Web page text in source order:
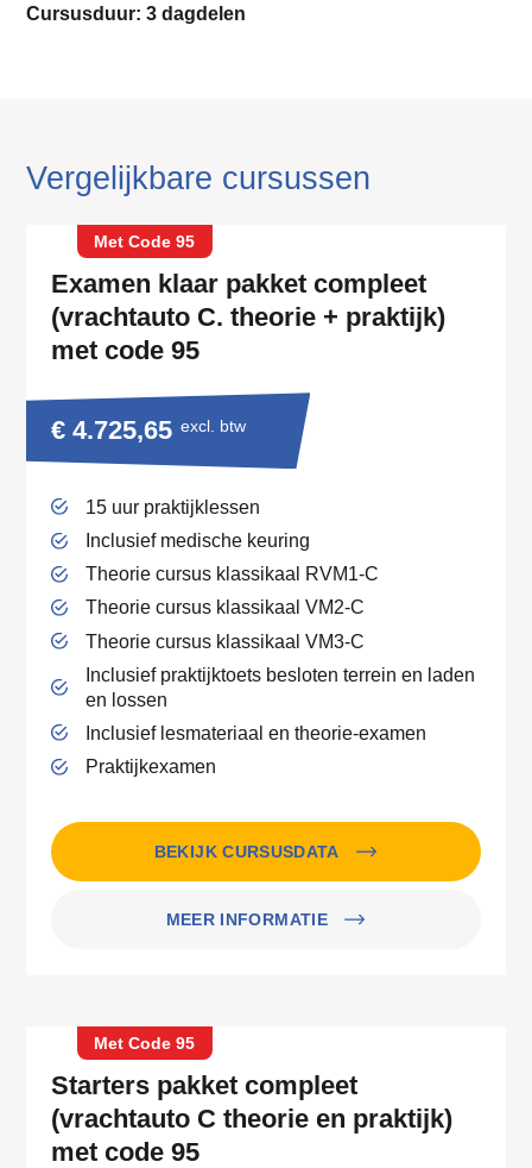
Cursusduur: 3 dagdelen
Vergelijkbare cursussen
Met Code 95
Examen klaar pakket compleet
(vrachtauto C. theorie + praktijk)
met code 95
€ 4.725,65 excl. btw
15 uur praktijklessen
Inclusief medische keuring
Theorie cursus klassikaal RVM1-C
Theorie cursus klassikaal VM2-C
Theorie cursus klassikaal VM3-C
Inclusief praktijktoets besloten terrein en laden
en lossen
Inclusief lesmateriaal en theorie-examen
Praktijkexamen
BEKIJK CURSUSDATA
MEER INFORMATIE
Met Code 95
Starters pakket compleet
(vrachtauto C theorie en praktijk)
met code 95